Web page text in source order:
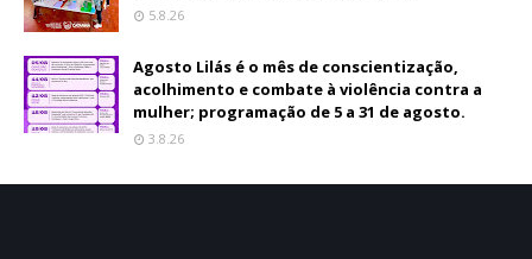
5.8.26
Agosto Lilás é o mês de conscientização,
acolhimento e combate à violência contra a
mulher; programação de 5 a 31 de agosto.
3.8.26